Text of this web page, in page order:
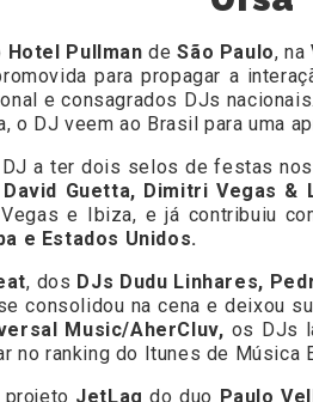
Hotel PullmandeSão Paulo, na
para propagar a
e consagrados DJs
DJ veem ao Brasil para uma
a ter dois selos de festas
David Guetta, Dimitri Vegas &
e Ibiza, e já contribuiu
e Estados Unidos.
, dos DJs Dudu Linhares,
na cena e deixou
Music/AherCluv, os DJs
no ranking do Itunes de Música
JetLag do duo Paulo